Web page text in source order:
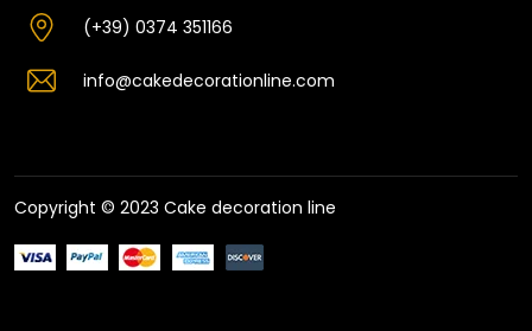
(+39) 0374 351166
info@cakedecorationline.com
Copyright © 2023 Cake decoration line